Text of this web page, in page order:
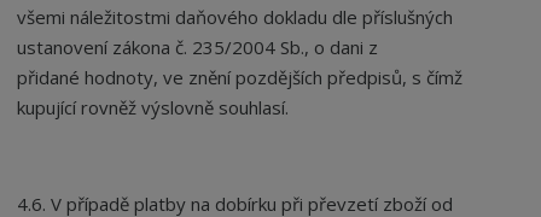
všemi náležitostmi daňového dokladu dle příslušných
ustanovení zákona č. 235/2004 Sb., o dani z
přidané hodnoty, ve znění pozdějších předpisů, s čímž
kupující rovněž výslovně souhlasí.
4.6. V případě platby na dobírku při převzetí zboží od